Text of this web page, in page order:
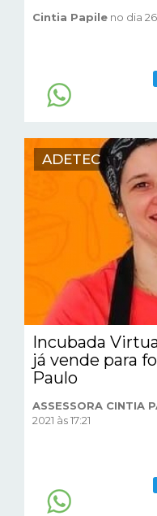
Cintia Papile no dia
ADETEC
Incubada
já vende para
Paulo
ASSESSORA CINTIA
2021 às 17:21